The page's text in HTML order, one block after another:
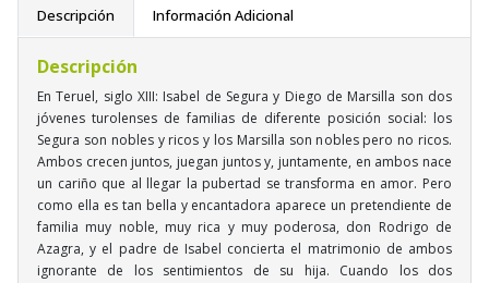
Descripción Información Adicional
Descripción
En Teruel, siglo XIII: Isabel de Segura y Diego de Marsilla son dos
jóvenes turolenses de familias de diferente posición social: los
Segura son nobles y ricos y los Marsilla son nobles pero no ricos.
Ambos crecen juntos, juegan juntos y, juntamente, en ambos nace
un cariño que al llegar la pubertad se transforma en amor. Pero
como ella es tan bella y encantadora aparece un pretendiente de
familia muy noble, muy rica y muy poderosa, don Rodrigo de
Azagra, y el padre de Isabel concierta el matrimonio de ambos
ignorante de los sentimientos de su hija. Cuando los dos